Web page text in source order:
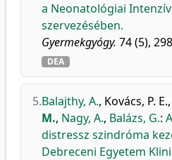
a Neonatológiai
szervezésében.
Gyermekgyógy. 74 (5),
DEA
5.Balajthy, A., Kovács, P. E.,
M., Nagy, A., Balázs, G.:
distressz szindróma
Debreceni Egyetem